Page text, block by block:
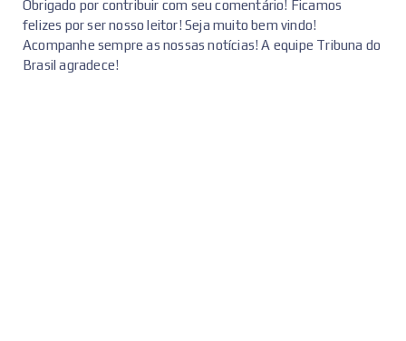
Obrigado por contribuir com seu comentário! Ficamos
felizes por ser nosso leitor! Seja muito bem vindo!
Acompanhe sempre as nossas notícias! A equipe Tribuna do
Brasil agradece!